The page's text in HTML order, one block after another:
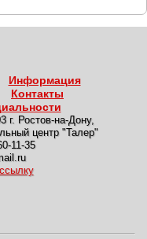
Информация
Контакты
г. Ростов-на-Дону,
центр "Талер"
11-35